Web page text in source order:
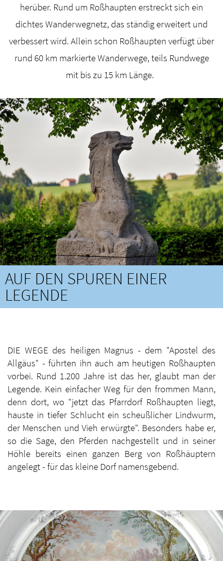
herüber. Rund um Roßhaupten erstreckt sich ein
dichtes Wanderwegnetz, das ständig erweitert und
verbessert wird. Allein schon Roßhaupten verfügt über
rund 60 km markierte Wanderwege, teils Rundwege
mit bis zu 15 km Länge.
AUF DEN SPUREN EINER
LEGENDE
DIE WEGE des heiligen Magnus - dem "Apostel des
Allgäus" - führten ihn auch am heutigen Roßhaupten
vorbei. Rund 1.200 Jahre ist das her, glaubt man der
Legende. Kein einfacher Weg für den frommen Mann,
denn dort, wo "jetzt das Pfarrdorf Roßhaupten liegt,
hauste in tiefer Schlucht ein scheußlicher Lindwurm,
der Menschen und Vieh erwürgte". Besonders habe er,
so die Sage, den Pferden nachgestellt und in seiner
Höhle bereits einen ganzen Berg von Roßhäuptern
angelegt - für das kleine Dorf namensgebend.